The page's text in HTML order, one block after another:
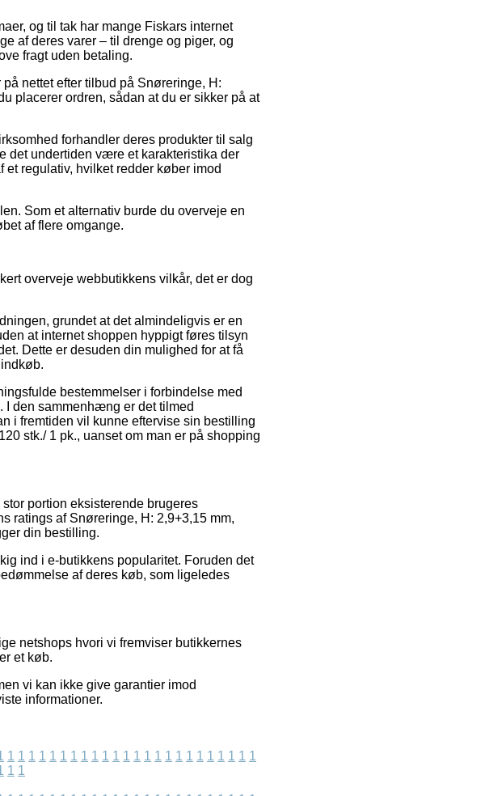
og til tak har mange Fiskars internet
af deres varer – til drenge og piger, og
fragt uden betaling.
nettet efter tilbud på Snøreringe, H:
placerer ordren, sådan at du er sikker på at
forhandler deres produkter til salg
det undertiden være et karakteristika der
regulativ, hvilket redder køber imod
Som et alternativ burde du overveje en
af flere omgange.
overveje webbutikkens vilkår, det er dog
grundet at det almindeligvis er en
at internet shoppen hyppigt føres tilsyn
Dette er desuden din mulighed for at få
bestemmelser i forbindelse med
I den sammenhæng er det tilmed
i fremtiden vil kunne eftervise sin bestilling
stk./ 1 pk., uanset om man er på shopping
portion eksisterende brugeres
ratings af Snøreringe, H: 2,9+3,15 mm,
din bestilling.
ind i e-butikkens popularitet. Foruden det
af deres køb, som ligeledes
netshops hvori vi fremviser butikkernes
et køb.
vi kan ikke give garantier imod
informationer.
1 1 1 1 1 1 1 1 1 1 1 1 1 1 1 1 1 1 1 1 1 1 1 1
1 1